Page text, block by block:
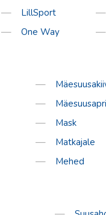
LillSport
One Way
Mask
Matkajale
Mehed